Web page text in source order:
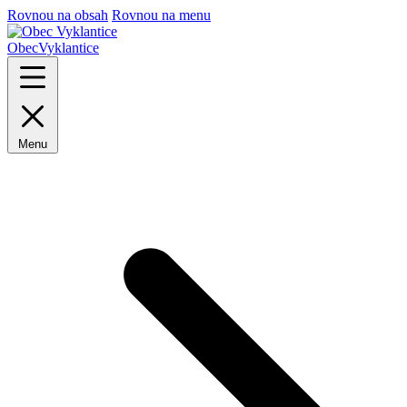
Rovnou na obsah Rovnou na menu
ObecVyklantice
Menu